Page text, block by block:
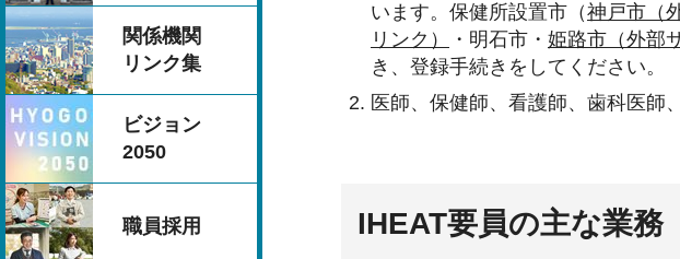
関係機関
リンク集
ビジョン
2050
職員採用
います。保健所設置市（神戸市（
リンク）
・明石市・ 姫路市（外部
き、登録手続きをしてください。
医師、保健師、看護師、歯科医師
IHEAT要員の主な業務